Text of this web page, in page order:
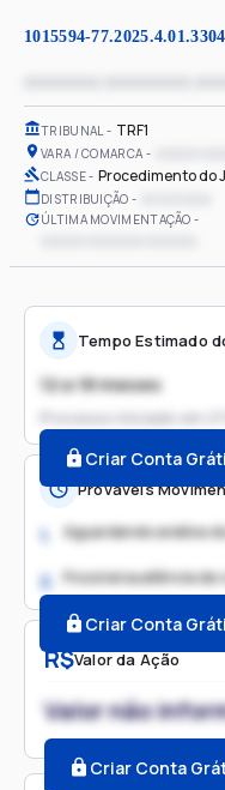
1015594-77.2025.4.01.3304
TRIBUNAL TRF1
VARA / COMARCA
CLASSE Procedimento do
DISTRIBUIÇÃO
ÚLTIMA MOVIMENTAÇÃO
R$Valor da Ação
Valor não
Criar Conta
Tempo Estimado
12 a 18 meses
Processo iniciado em
Criar Conta
Prováveis
1. Aguardando análise
2. Possível audiência de
Criar Conta